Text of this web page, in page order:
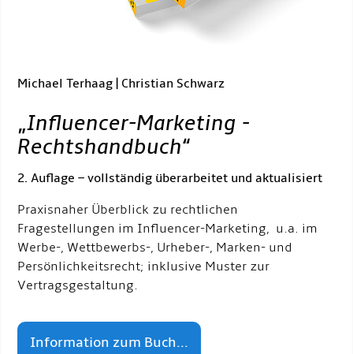
Michael Terhaag | Christian Schwarz
„Influencer-Marketing -
Rechtshandbuch“
2. Auflage – vollständig überarbeitet und aktualisiert
Praxisnaher Überblick zu rechtlichen
Fragestellungen im Influencer-Marketing, u.a. im
Werbe-, Wettbewerbs-, Urheber-, Marken- und
Persönlichkeitsrecht; inklusive Muster zur
Vertragsgestaltung.
Information zum Buch...